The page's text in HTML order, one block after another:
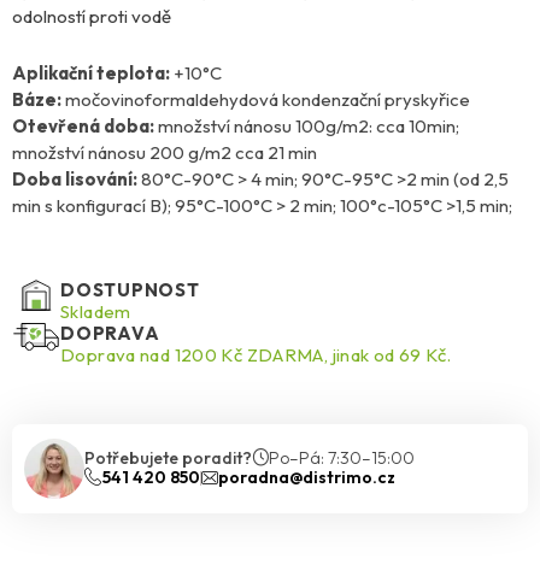
odolností proti vodě
Aplikační teplota: +10°C
Báze:močovinoformaldehydová kondenzační pryskyřice
Otevřená doba:množství nánosu 100g/m2: cca 10min;
množství nánosu 200 g/m2 cca 21 min
Doba lisování:80°C-90°C > 4 min; 90°C-95°C >2 min (od 2,5
min s konfigurací B); 95°C-100°C > 2 min; 100°c-105°C >1,5 min;
DOSTUPNOST
Skladem
DOPRAVA
Doprava nad 1200 Kč ZDARMA, jinak od 69 Kč.
Potřebujete poradit?
Po–Pá: 7:30–15:00
541 420 850
poradna@distrimo.cz